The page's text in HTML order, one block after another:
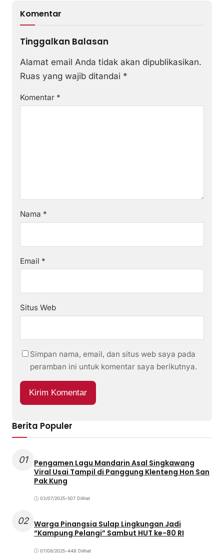
Komentar
Tinggalkan Balasan
Alamat email Anda tidak akan dipublikasikan.
Ruas yang wajib ditandai *
Komentar *
Nama *
Email *
Situs Web
Simpan nama, email, dan situs web saya pada
peramban ini untuk komentar saya berikutnya.
Berita Populer
01
Pengamen Lagu Mandarin Asal Singkawang
Viral Usai Tampil di Panggung Klenteng Hon San
Pak Kung
03/07/2025•507 Dilihat
02 Warga Pinangsia Sulap Lingkungan Jadi
“Kampung Pelangi” Sambut HUT ke-80 RI
07/08/2025•448 Dilihat